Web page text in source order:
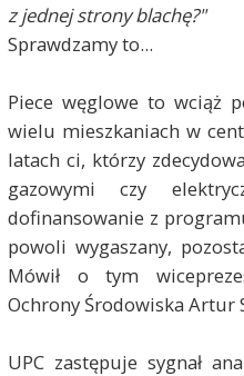
z jednej strony blachę?"
Sprawdzamy to...
Piece węglowe to wciąż
wielu mieszkaniach w
latach ci, którzy
gazowymi czy
dofinansowanie z
powoli wygaszany,
Mówił o tym
Ochrony Środowiska Artur
UPC zastępuje sygnał